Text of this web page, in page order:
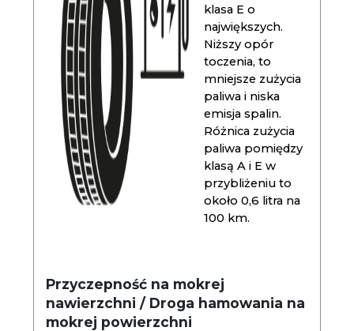
klasa E o
największych.
Niższy opór
toczenia, to
mniejsze zużycia
paliwa i niska
emisja spalin.
Różnica zużycia
paliwa pomiędzy
klasą A i E w
przybliżeniu to
około 0,6 litra na
100 km.
Przyczepność na mokrej
nawierzchni / Droga hamowania na
mokrej powierzchni